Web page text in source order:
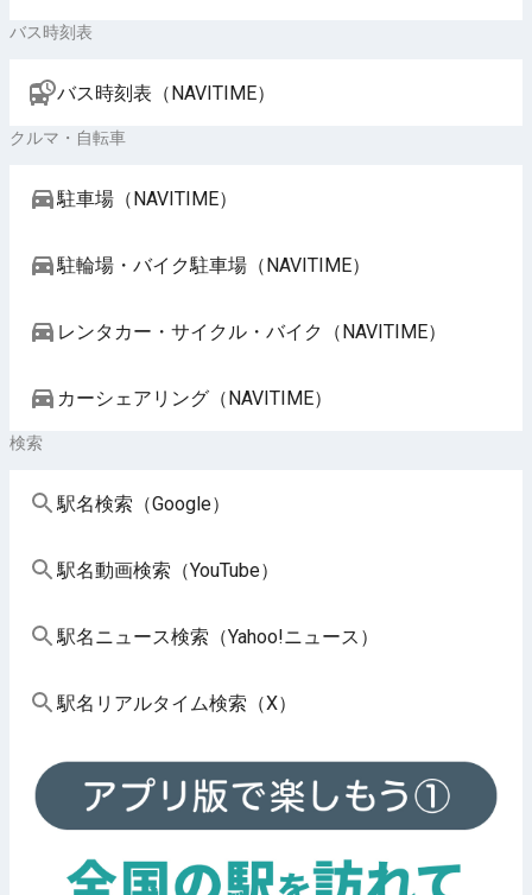
バス時刻表
バス時刻表（NAVITIME）
クルマ・自転車
駐車場（NAVITIME）
駐輪場・バイク駐車場（NAVITIME）
レンタカー・サイクル・バイク（NAVITIME）
カーシェアリング（NAVITIME）
検索
駅名検索（Google）
駅名動画検索（YouTube）
駅名ニュース検索（Yahoo!ニュース）
駅名リアルタイム検索（X）